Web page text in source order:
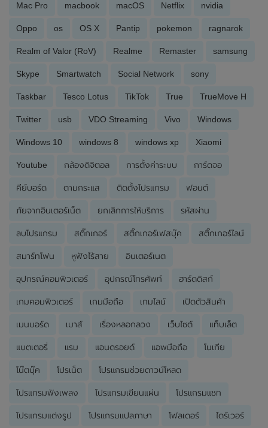
Mac Pro macbook macOS Netflix nvidia
Oppo os OS X Pantip pokemon ragnarok
Realm of Valor (RoV) Realme Remaster samsung
Skype Smartwatch Social Network sony
Taskbar Tesco Lotus TikTok True TrueMove H
Twitter usb VDO Streaming Vivo Windows
Windows 10 windows 8 windows xp Xiaomi
Youtube กล้องดิจิตอล การตั้งค่าระบบ การ์ดจอ
คีย์บอร์ด ตามกระแส ติดตั้งโปรแกรม ฟอนต์
ภัยจากอินเตอร์เน็ต ยกเลิกการให้บริการ รหัสผ่าน
ลบโปรแกรม สติ๊กเกอร์ สติ๊กเกอร์เฟสบุ๊ค สติ๊กเกอร์ไลน์
สมาร์ทโฟน หูฟังไร้สาย อินเตอร์เนต
อุปกรณ์คอมพิวเตอร์ อุปกรณ์โทรศัพท์ ฮาร์ดดิสก์
เกมคอมพิวเตอร์ เกมมือถือ เกมไลน์ เปิดตัวสินค้า
เมนบอร์ด เมาส์ เรื่องหลอกลวง เว็บไซต์ แท็บเล็ต
แบตเตอรี่ แรม แอนดรอยด์ แอพมือถือ โนเกีย
โน๊ตบุ๊ค โปรเน็ต โปรแกรมช่วยดาวน์โหลด
โปรแกรมฟังเพลง โปรแกรมเขียนแผ่น โปรแกรมแชท
โปรแกรมแต่งรูป โปรแกรมแปลภาษา โฟลเดอร์ ไดร์เวอร์